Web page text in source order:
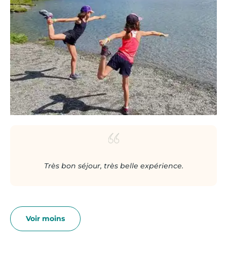
Très bon séjour, très belle expérience.